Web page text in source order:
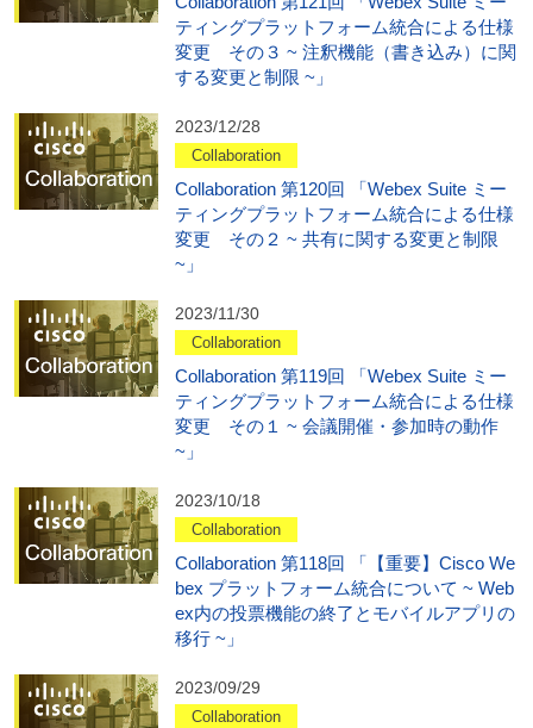
ティングプラットフォーム統合による仕様
変更 その３ ~ 注釈機能（書き込み）に関
する変更と制限 ~」
2023/12/28
Collaboration
Collaboration 第120回 「Webex Suite ミー
ティングプラットフォーム統合による仕様
変更 その２ ~ 共有に関する変更と制限
~」
2023/11/30
Collaboration
Collaboration 第119回 「Webex Suite ミー
ティングプラットフォーム統合による仕様
変更 その１ ~ 会議開催・参加時の動作
~」
2023/10/18
Collaboration
Collaboration 第118回 「【重要】Cisco We
bex プラットフォーム統合について ~ Web
ex内の投票機能の終了とモバイルアプリの
移行 ~」
2023/09/29
Collaboration